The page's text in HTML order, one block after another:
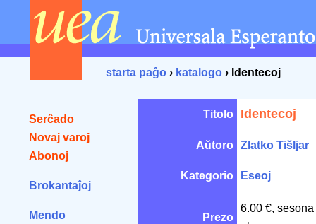
starta paĝo › katalogo › Identecoj
Serĉado
Novaj varoj
Abonoj
Brokantaĵoj
Mendo
Titolo Identecoj
Aŭtoro Zlatko Tišljar
Kategorio Eseoj
Prezo
6.00 €,